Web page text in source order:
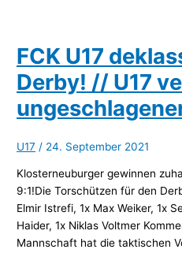
FCK U17
Derby! // U17
U17 / 24. September 2021
Klosterneuburger gewinnen
9:1!Die Torschützen für den
Elmir Istrefi, 1x Max Weiker, 1x
Haider, 1x Niklas Voltmer
Mannschaft hat die taktischen